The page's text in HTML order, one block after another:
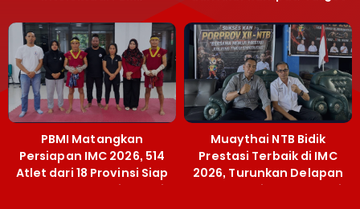
Terobosan Bangun
Grassroots
PBMI Matangkan
Persiapan IMC 2026, 514
Atlet dari 18 Provinsi Siap
Berlaga Besok di Bekasi
Muaythai NTB Bidik
Prestasi Terbaik di IMC
2026, Turunkan Delapan
Atlet ke Kejurnas Bekasi